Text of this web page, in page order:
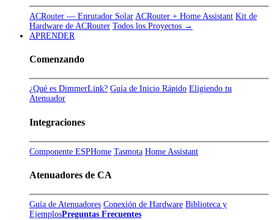
ACRouter — Enrutador Solar ACRouter + Home Assistant Kit de
Hardware de ACRouter Todos los Proyectos →
APRENDER
Comenzando
¿Qué es DimmerLink? Guía de Inicio Rápido Eligiendo tu
Atenuador
Integraciones
Componente ESPHome Tasmota Home Assistant
Atenuadores de CA
Guía de Atenuadores Conexión de Hardware Biblioteca y
EjemplosPreguntas Frecuentes